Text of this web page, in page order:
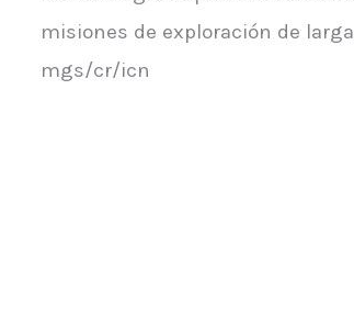
misiones de exploración de
mgs/cr/icn